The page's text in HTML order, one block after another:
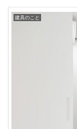
建具のこと